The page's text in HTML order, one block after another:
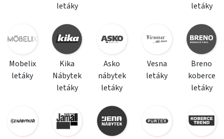
letáky
letáky
Mobelix
letáky
Kika
Nábytek
letáky
Asko
nábytek
letáky
Vesna
letáky
Breno
koberce
letáky